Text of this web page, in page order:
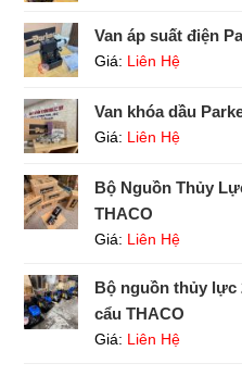
Van áp suất điện
Giá: Liên Hệ
Van khóa dầu
Giá: Liên Hệ
Bộ Nguồn Thủy
THACO
Giá: Liên Hệ
Bộ nguồn thủy lực
cẩu THACO
Giá: Liên Hệ